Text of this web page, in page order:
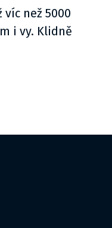
než 5000
i vy. Klidně